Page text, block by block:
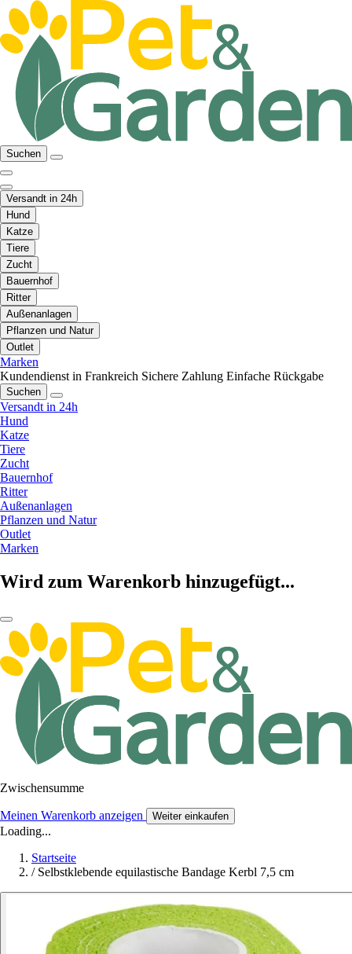
Suchen
Versandt in 24h
Hund
Katze
Tiere
Zucht
Bauernhof
Ritter
Außenanlagen
Pflanzen und Natur
Outlet
Marken
Kundendienst in Frankreich Sichere Zahlung Einfache Rückgabe
Suchen
Versandt in 24h
Hund
Katze
Tiere
Zucht
Bauernhof
Ritter
Außenanlagen
Pflanzen und Natur
Outlet
Marken
Wird zum Warenkorb hinzugefügt...
Zwischensumme
Meinen Warenkorb anzeigen Weiter einkaufen
Loading...
Startseite
/ Selbstklebende equilastische Bandage Kerbl 7,5 cm